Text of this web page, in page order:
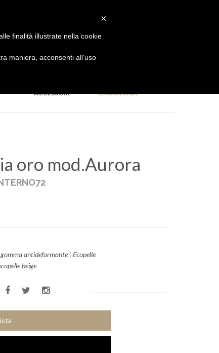
ECLETTICA
ACCESSORI CASADESIGN
oro mod.Aurora
antideformante | Ecopelle
beige
×
finalità illustrate nella cookie
maniera, acconsenti all’uso